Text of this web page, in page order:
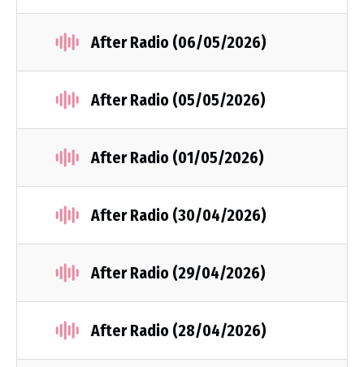
After Radio (06/05/2026)
After Radio (05/05/2026)
After Radio (01/05/2026)
After Radio (30/04/2026)
After Radio (29/04/2026)
After Radio (28/04/2026)